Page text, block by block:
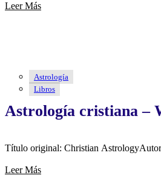
Leer Más
Astrología
Libros
Astrología cristiana –
Título original: Christian
Leer Más